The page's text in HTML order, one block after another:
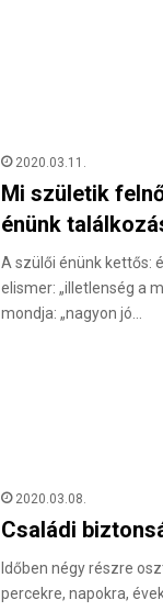
2020.03.11.
Mi születik
énünk
A szülői énünk kettős:
elismer: „illetlenség a
mondja: „nagyon jó…
2020.03.08.
Családi
Időben négy részre
percekre, napokra,